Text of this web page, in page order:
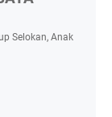
Selokan, Anak